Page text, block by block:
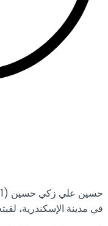
في مدينة الإسكندرية،